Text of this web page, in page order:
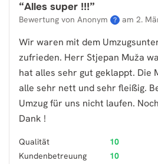
“Alles super !!!”
Bewertung von Anonym ? am 2.
Wir waren mit dem
zufrieden. Herr Stjepan Muža
hat alles sehr gut geklappt. Die
alle sehr nett und sehr fleißig.
Umzug für uns nicht laufen.
Dank !
Qualität
10
Kundenbetreuung
10